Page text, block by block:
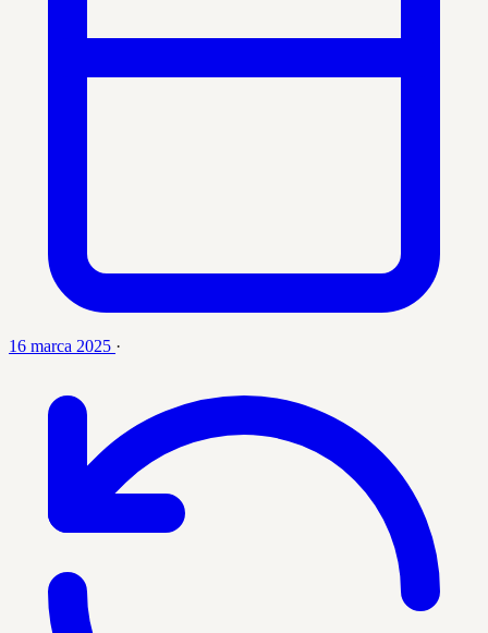
16 marca 2025 ·